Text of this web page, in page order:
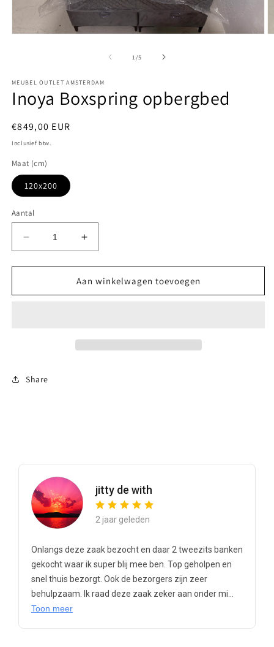
1 /van
5
MEUBEL OUTLET AMSTERDAM
Inoya Boxspring opbergbed
Normale
prijs
€849,00 EUR
Inclusief btw.
Maat (cm)
120x200
Aantal
Aantal
verlagen
voor
Boxspring
Aantal
verhogen
voor
Inoya
Boxspring
Aan winkelwagen toevoegen
Share
jitty de with
2 jaar geleden
Onlangs deze zaak bezocht en daar 2 tweezits banken
gekocht waar ik super blij mee ben. Top geholpen en
snel thuis bezorgt. Ook de bezorgers zijn zeer
behulpzaam. Ik raad deze zaak zeker aan onder mi...
Toon meer